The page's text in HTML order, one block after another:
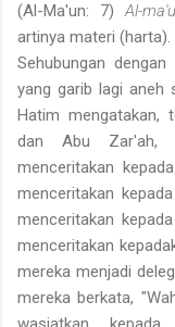
(Al-Ma'un: 7)Al-
artinya materi (harta).
Sehubungan
yang garib lagi aneh
Hatim mengatakan,
dan Abu Zar'ah,
menceritakan
menceritakan
menceritakan
menceritakan
mereka menjadi
mereka berkata,